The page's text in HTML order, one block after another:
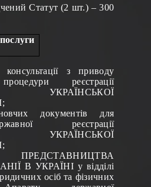
Статут (2 шт.) – 300
з приводу
реєстрації
УКРАЇНСЬКОЇ
документів для
реєстрації
УКРАЇНСЬКОЇ
ПРЕДСТАВНИЦТВА
В УКРАЇНІ увідділі
осіб та фізичних